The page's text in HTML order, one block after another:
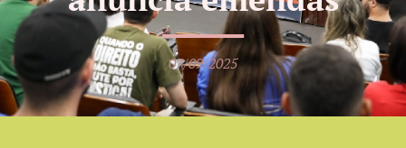
07/09/2025